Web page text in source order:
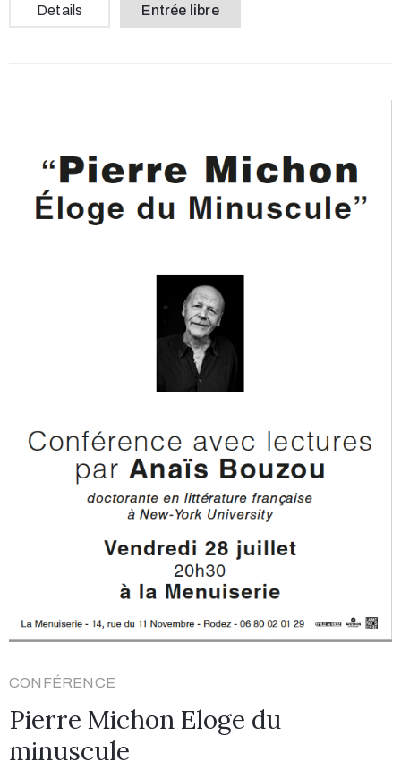
Details Entrée libre
CONFÉRENCE
Pierre Michon Eloge du
minuscule